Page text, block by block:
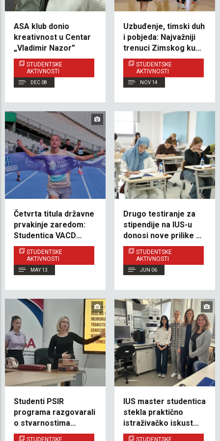
ASA klub donio
kreativnost u Centar
„Vladimir Nazor”
STUDENTSKE
AKTIVNOSTI
DEC 08
Uzbuđenje, timski duh
i pobjeda: Najvažniji
trenuci Zimskog kupa
u odbojci
STUDENTSKE
AKTIVNOSTI
NOV 14
Četvrta titula državne
prvakinje zaredom:
Studentica VACD
programa Emina
Alagić inspiriše
predanošću i
STUDENTSKE
AKTIVNOSTI
MAY 13
Drugo testiranje za
stipendije na IUS-u
donosi nove prilike za
buduće studente
STUDENTSKE
AKTIVNOSTI
JUN 06
Studenti PSIR
programa razgovarali
o stvarnostima
povratničkih zajednica
IUS master studentica
stekla praktično
istraživačko iskustvo
u Poljskoj